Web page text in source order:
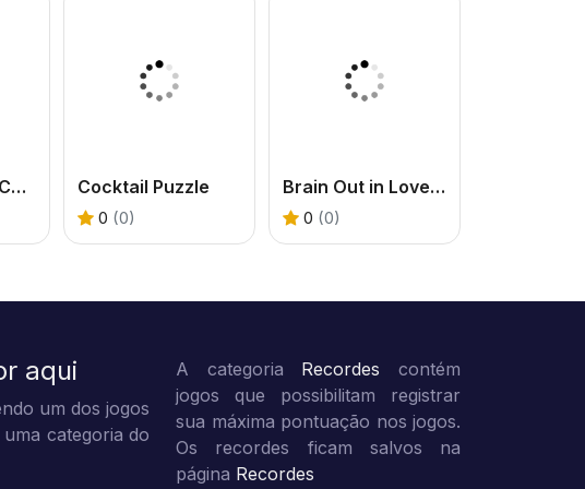
Santa’s Magic Christmas Cocktail Puzzle
0 (0)
Brain Out in LoveStory
0 (0)
aqui
um dos jogos
categoria do
A categoria Recordes contém
jogos que possibilitam registrar
sua máxima pontuação nos jogos.
Os recordes ficam salvos na
página Recordes